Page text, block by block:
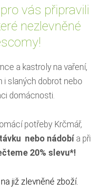
vás připravili
nezlevněné
a kastroly na vaření,
i slaných dobrot nebo
domácnosti.
potřeby Krčmář,
nebo nádobí a při
20% slevu*!
již zlevněné zboží.